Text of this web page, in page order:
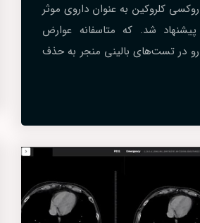
کلروکین به عنوان داروی موثر
پیشنهاد شد. که متاسفانه عوارض
در تست‌های بالینی منجر به حذف